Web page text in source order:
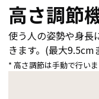
高さ調節
使う人の姿勢や身長
きます。(最大9.5cm
* 高さ調節は手動で行いま